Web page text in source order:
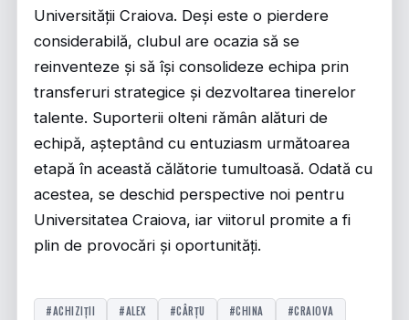
Universității Craiova. Deși este o pierdere
considerabilă, clubul are ocazia să se
reinventeze și să își consolideze echipa prin
transferuri strategice și dezvoltarea tinerelor
talente. Suporterii olteni rămân alături de
echipă, așteptând cu entuziasm următoarea
etapă în această călătorie tumultoasă. Odată cu
acestea, se deschid perspective noi pentru
Universitatea Craiova, iar viitorul promite a fi
plin de provocări și oportunități.
#ACHIZIȚII #ALEX #CÂRŢU #CHINA
#CRAIOVA